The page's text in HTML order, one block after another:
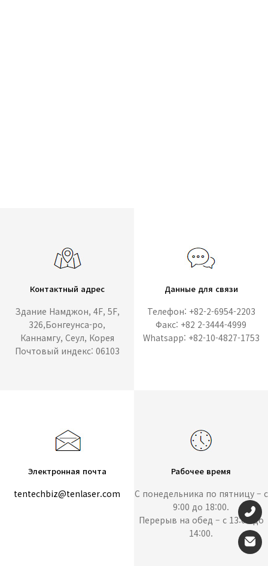
Контактный адрес
Здание Намджон, 4F, 5F,
326,Бонгеунса-ро,
Каннамгу, Сеул, Корея
Почтовый индекс: 06103
Данные для связи
Телефон: +82-2-6954-2203
Факс: +82 2-3444-4999
Whatsapp: +82-10-4827-1753
Электронная почта
tentechbiz@tenlaser.com
Рабочее время
С понедельника по пятницу – с
9:00 до 18:00.
Перерыв на обед – с 13:00 до
14:00.